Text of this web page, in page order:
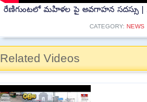
రేణిగుంటలో మహిళల పై అవగాహన సదస్సు |
CATEGORY: NEWS
Related Videos